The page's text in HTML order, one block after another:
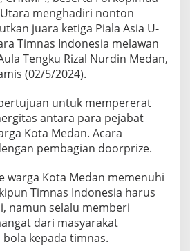
menghadiri nonton
juara ketiga Piala Asia U-
Timnas Indonesia melawan
Tengku Rizal Nurdin Medan,
(02/5/2024).
untuk mempererat
antara para pejabat
Kota Medan. Acara
pembagian doorprize.
warga Kota Medan memenuhi
Timnas Indonesia harus
namun selalu memberi
dari masyarakat
kepada timnas.